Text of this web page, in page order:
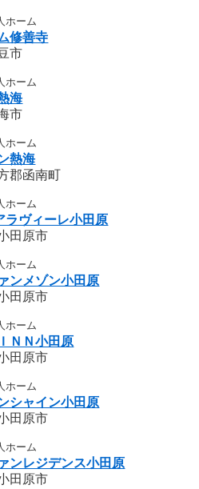
ホーム
修善寺
市
ホーム
海
市
ホーム
熱海
郡函南町
ホーム
ラヴィーレ小田原
田原市
ホーム
ンメゾン小田原
田原市
ホーム
ＮＮ小田原
田原市
ホーム
シャイン小田原
田原市
ホーム
ンレジデンス小田原
田原市